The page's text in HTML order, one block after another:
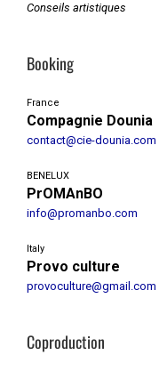
Conseils artistiques
Booking
France
Compagnie Dounia
contact@cie-dounia.com
BENELUX
PrOMAnBO
info@promanbo.com
Italy
Provo culture
provoculture@gmail.com
Coproduction